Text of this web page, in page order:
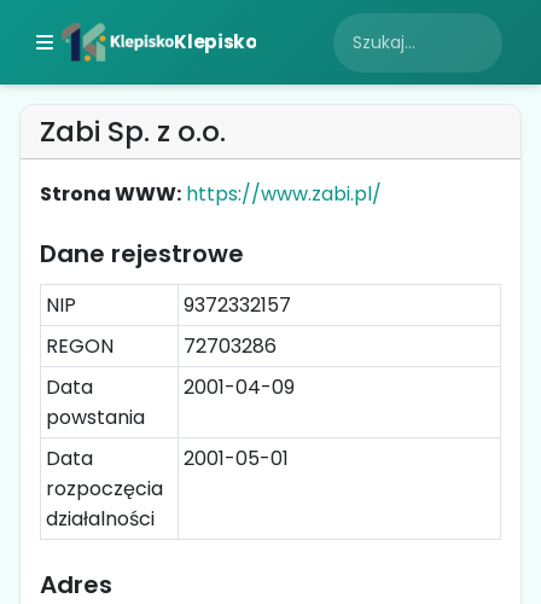
Klepisko
Zabi Sp. z o.o.
Strona WWW: https://www.zabi.pl/
Dane rejestrowe
NIP
9372332157
REGON
72703286
Data
powstania
2001-04-09
Data
rozpoczęcia
działalności
2001-05-01
Adres